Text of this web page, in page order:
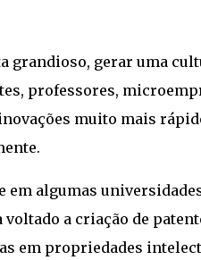
grandioso, gerar uma
professores,
muito mais
em algumas
voltado a criação de
em propriedades